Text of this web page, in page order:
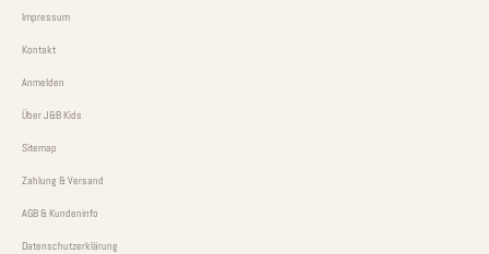
Impressum
Kontakt
Anmelden
Über J&B Kids
Sitemap
Zahlung & Versand
AGB & Kundeninfo
Datenschutzerklärung